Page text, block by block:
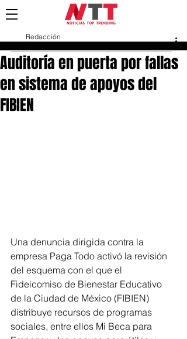
Auditoría en puerta por fallas
en sistema de apoyos del
FIBIEN
Redacción
Una denuncia dirigida contra la
empresa Paga Todo activó la revisión
del esquema con el que el
Fideicomiso de Bienestar Educativo
de la Ciudad de México (FIBIEN)
distribuye recursos de programas
sociales, entre ellos Mi Beca para